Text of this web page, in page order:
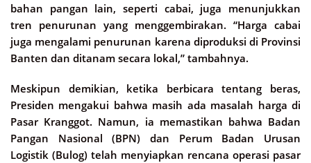
bahan pangan lain, seperti cabai, juga menunjukkan
tren penurunan yang menggembirakan. “Harga cabai
juga mengalami penurunan karena diproduksi di Provinsi
Banten dan ditanam secara lokal,” tambahnya.
Meskipun demikian, ketika berbicara tentang beras,
Presiden mengakui bahwa masih ada masalah harga di
Pasar Kranggot. Namun, ia memastikan bahwa Badan
Pangan Nasional (BPN) dan Perum Badan Urusan
Logistik (Bulog) telah menyiapkan rencana operasi pasar